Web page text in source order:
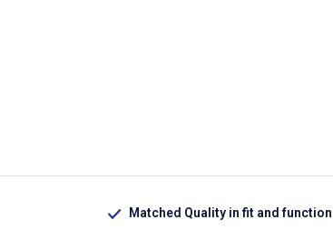
Matched Quality in fit and function